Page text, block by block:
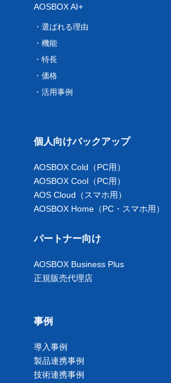
AOSBOX AI+
選ばれる理由
機能
特長
価格
活用事例
個人向けバックアップ
AOSBOX Cold（PC用）
AOSBOX Cool（PC用）
AOS Cloud（スマホ用）
AOSBOX Home（PC・スマホ用）
パートナー向け
AOSBOX Business Plus
正規販売代理店
事例
導入事例
製品連携事例
技術連携事例